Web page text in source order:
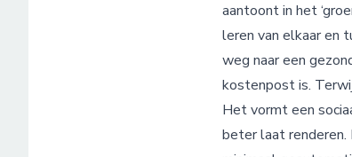
aantoont in het
leren van elkaar en
weg naar een
kostenpost is.
Het vormt een
beter laat